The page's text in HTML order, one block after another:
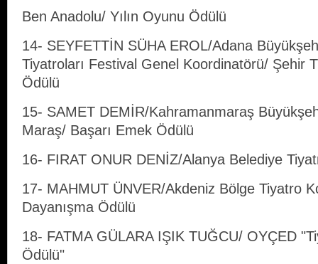
Ben Anadolu/ Yılın Oyunu Ödülü
14- SEYFETTİN SÜHA EROL/Adana
Tiyatroları Festival Genel Koordinatörü/ Şehir
Ödülü
15- SAMET DEMİR/Kahramanmaraş
Maraş/ Başarı Emek Ödülü
16- FIRAT ONUR DENİZ/Alanya Belediye
17- MAHMUT ÜNVER/Akdeniz Bölge Tiyatro
Dayanışma Ödülü
18- FATMA GÜLARA IŞIK TUĞCU/ OYÇED
Ödülü"